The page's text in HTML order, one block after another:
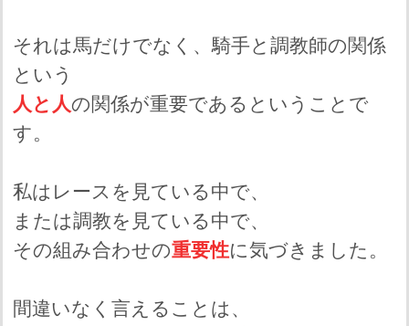
それは馬だけでなく、騎手と調教師の関係
という
人と人の関係が重要であるということで
す。
私はレースを見ている中で、
または調教を見ている中で、
その組み合わせの重要性に気づきました。
間違いなく言えることは、